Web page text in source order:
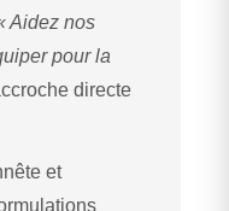
Aidez nos
pour la
directe
et